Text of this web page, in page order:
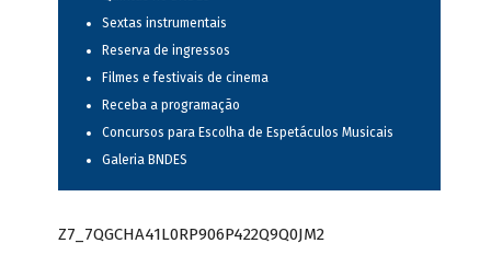
Sextas instrumentais
Reserva de ingressos
Filmes e festivais de cinema
Receba a programação
Concursos para Escolha de Espetáculos Musicais
Galeria BNDES
Z7_7QGCHA41L0RP906P422Q9Q0JM2